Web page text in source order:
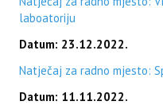
laboatoriju
Datum: 23.12.2022.
Natječaj za radno mjesto:
Datum: 11.11.2022.